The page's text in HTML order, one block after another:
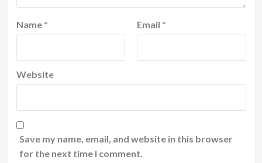
Name * Email *
Website
Save my name, email, and website in this browser
for the next time I comment.